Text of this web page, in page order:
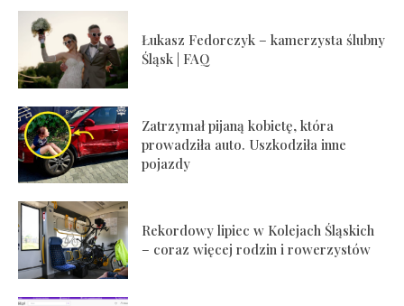
Łukasz Fedorczyk – kamerzysta ślubny
Śląsk | FAQ
Zatrzymał pijaną kobietę, która
prowadziła auto. Uszkodziła inne
pojazdy
Rekordowy lipiec w Kolejach Śląskich
– coraz więcej rodzin i rowerzystów